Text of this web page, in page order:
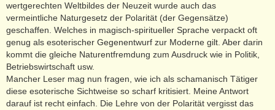
wertgerechten Weltbildes der Neuzeit wurde auch das
vermeintliche Naturgesetz der Polarität (der Gegensätze)
geschaffen. Welches in magisch-spiritueller Sprache verpackt oft
genug als esoterischer Gegenentwurf zur Moderne gilt. Aber darin
kommt die gleiche Naturentfremdung zum Ausdruck wie in Politik,
Betriebswirtschaft usw.
Mancher Leser mag nun fragen, wie ich als schamanisch Tätiger
diese esoterische Sichtweise so scharf kritisiert. Meine Antwort
darauf ist recht einfach. Die Lehre von der Polarität vergisst das